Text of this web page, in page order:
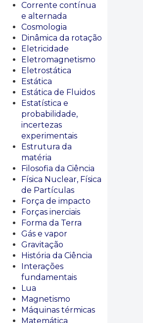
Corrente contínua
e alternada
Cosmologia
Dinâmica da rotação
Eletricidade
Eletromagnetismo
Eletrostática
Estática
Estática de Fluidos
Estatística e
probabilidade,
incertezas
experimentais
Estrutura da
matéria
Filosofia da Ciência
Física Nuclear, Física
de Partículas
Força de impacto
Forças inerciais
Forma da Terra
Gás e vapor
Gravitação
História da Ciência
Interações
fundamentais
Lua
Magnetismo
Máquinas térmicas
Matemática